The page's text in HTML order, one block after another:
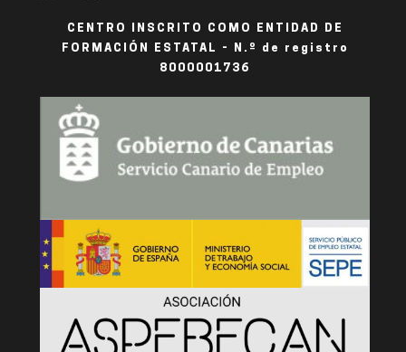
CENTRO INSCRITO COMO ENTIDAD DE
FORMACIÓN ESTATAL - N.º de registro
8000001736